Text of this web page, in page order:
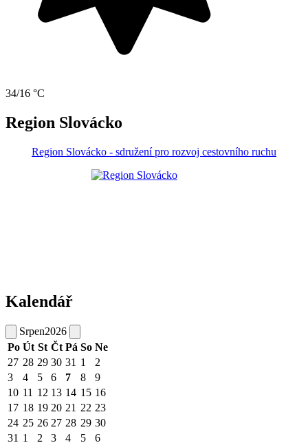
34/16 °C
Region Slovácko
Region Slovácko - sdružení pro rozvoj cestovního ruchu
Kalendář
Srpen2026
Po Út St Čt Pá So Ne
27 28 29 30 31 1
2
3
4 5 6 7 8
9
10 11 12 13 14 15 16
17 18 19 20 21 22 23
24 25 26 27 28 29 30
31 1 2 3 4 5 6